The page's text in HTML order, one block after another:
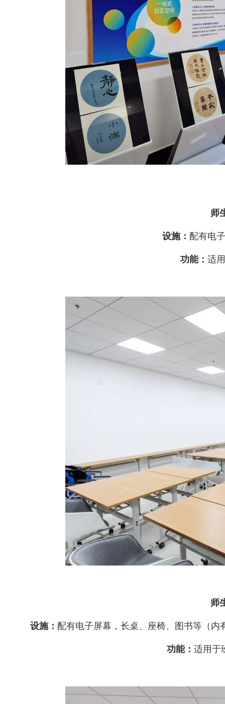
师
设施： 配有电
功能： 适
师
设施： 配有电子屏幕， 长桌、座椅、图书等（内
功能： 适用于